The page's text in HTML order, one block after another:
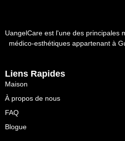
UangelCare est l'une des principales
médico-esthétiques appartenant à
Liens Rapides
Maison
À propos de nous
FAQ
Blogue